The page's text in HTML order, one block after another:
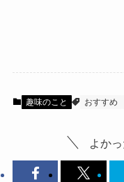
趣味のこと おすすめ
よか